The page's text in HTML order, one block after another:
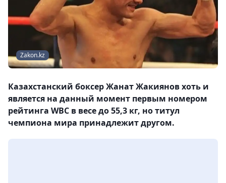
Zakon.kz
Казахстанский боксер Жанат Жакиянов хоть и
является на данный момент первым номером
рейтинга WBC в весе до 55,3 кг, но титул
чемпиона мира принадлежит другом.